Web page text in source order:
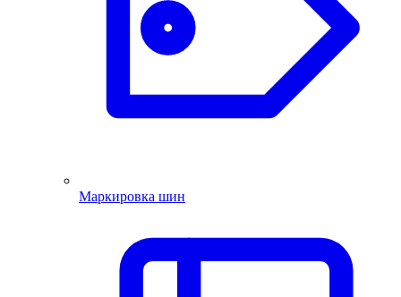
Маркировка шин